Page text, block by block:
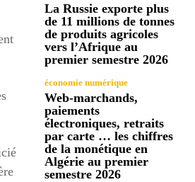
La Russie exporte plus
de 11 millions de tonnes
de produits agricoles
vers l’Afrique au
premier semestre 2026
économie numérique
Web-marchands,
paiements
électroniques, retraits
par carte … les chiffres
de la monétique en
Algérie au premier
semestre 2026